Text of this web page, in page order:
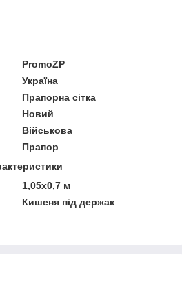
PromoZP
Україна
Прапорна сітка
Новий
Військова
Прапор
1,05х0,7 м
Кишеня під держак